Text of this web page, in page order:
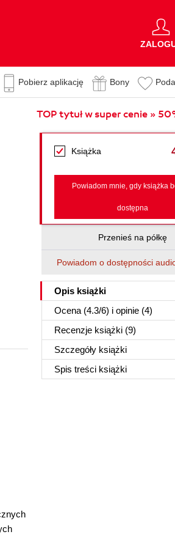
Pobierz aplikację Bony
TOP tytuł w super cenie »
Książka
Powiadom mnie, gdy książka
dostępna
Przenieś na półkę
Powiadom o dostępności
Opis książki
Ocena (4.3/6) i opinie (4)
Recenzje książki (9)
Szczegóły książki
Spis treści książki